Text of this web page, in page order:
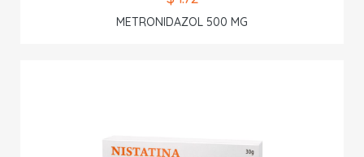
METRONIDAZOL 500 MG